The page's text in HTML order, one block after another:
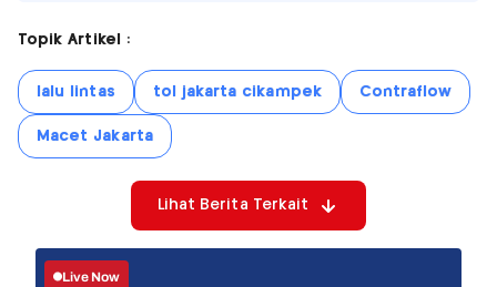
Topik Artikel :
lalu lintas tol jakarta cikampek Contraflow
Macet Jakarta
Lihat Berita Terkait
Live Now